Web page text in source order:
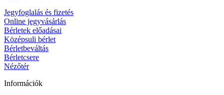
Jegyfoglalás és fizetés
Online jegyvásárlás
Bérletek előadásai
Középsuli bérlet
Bérletbeváltás
Bérletcsere
Nézőtér
Információk